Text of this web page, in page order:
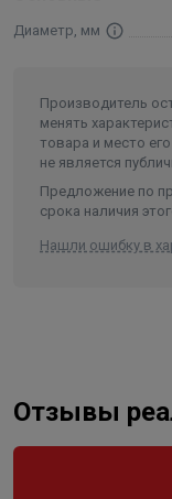
Диаметр, мм
Производитель
менять
товара и место
не является
Предложение по
срока наличия
Нашли ошибку в
Отзывы